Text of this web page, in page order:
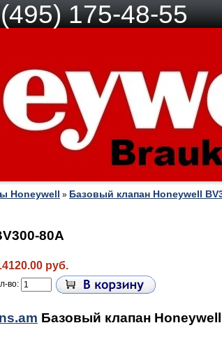
175-48-55
Honeywell » Базовый клапан Honeywell
80A
руб.
во:
Базовый клапан